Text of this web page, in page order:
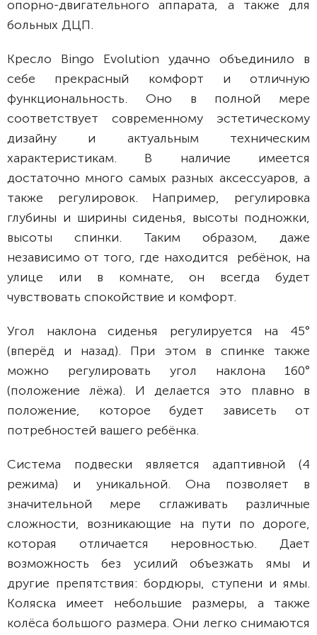
опорно-двигательного аппарата, а также для
больных ДЦП.
Кресло Bingo Evolution удачно объединило в
себе прекрасный комфорт и отличную
функциональность. Оно в полной мере
соответствует современному эстетическому
дизайну и актуальным техническим
характеристикам. В наличие имеется
достаточно много самых разных аксессуаров, а
также регулировок. Например, регулировка
глубины и ширины сиденья, высоты подножки,
высоты спинки. Таким образом, даже
независимо от того, где находится ребёнок, на
улице или в комнате, он всегда будет
чувствовать спокойствие и комфорт.
Угол наклона сиденья регулируется на 45°
(вперёд и назад). При этом в спинке также
можно регулировать угол наклона 160°
(положение лёжа). И делается это плавно в
положение, которое будет зависеть от
потребностей вашего ребёнка.
Система подвески является адаптивной (4
режима) и уникальной. Она позволяет в
значительной мере сглаживать различные
сложности, возникающие на пути по дороге,
которая отличается неровностью. Дает
возможность без усилий объезжать ямы и
другие препятствия: бордюры, ступени и ямы.
Коляска имеет небольшие размеры, а также
колёса большого размера. Они легко снимаются